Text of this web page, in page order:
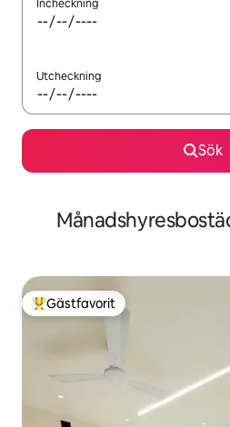
Incheckning
Utcheckning
Sök
Populär gästfavorit
Gästfavorit